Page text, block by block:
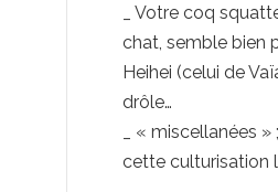
_ Votre coq
chat, semble bien
Heihei (celui de
drôle…
_ « miscellanées
cette culturisation